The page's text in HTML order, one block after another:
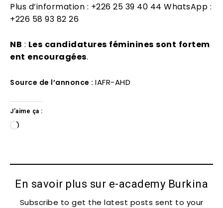
Plus d’information : +226 25 39 40 44 WhatsApp :
+226 58 93 82 26
NB : Les candidatures féminines sont fortem
ent encouragées.
Source de l’annonce : IAFR-AHD
J’aime ça :
C
r
e
m
En savoir plus sur e-academy Burkina
Subscribe to get the latest posts sent to your